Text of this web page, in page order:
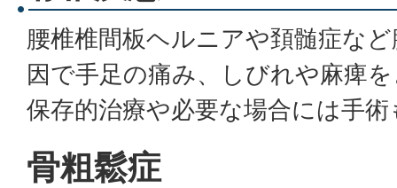
腰椎椎間板ヘルニアや頚髄症な
因で手足の痛み、しびれや麻痺
保存的治療や必要な場合には手
骨粗鬆症